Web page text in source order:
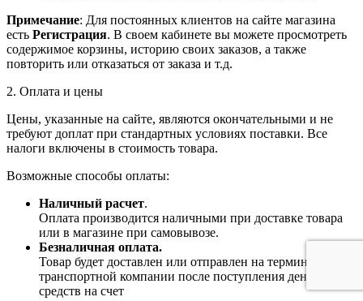
Примечание: Для постоянных клиентов на сайте магазина
есть Регистрация. В своем кабинете вы можете просмотреть
содержимое корзины, историю своих заказов, а также
повторить или отказаться от заказа и т.д.
2. Оплата и цены
Цены, указанные на сайте, являются окончательными и не
требуют доплат при стандартных условиях поставки. Все
налоги включены в стоимость товара.
Возможные способы оплаты:
Наличный расчет.
Оплата производится наличными при доставке товара
или в магазине при самовывозе.
Безналичная оплата.
Товар будет доставлен или отправлен на терминал
транспортной компании после поступления денежных
средств на счет